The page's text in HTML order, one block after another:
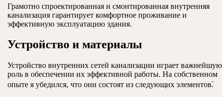
Грамотно спроектированная и смонтированная внутренняя
канализация гарантирует комфортное проживание и
эффективную эксплуатацию здания.
Устройство и материалы
Устройство внутренних сетей канализации играет важнейшую
роль в обеспечении их эффективной работы. На собственном
опыте я убедился, что они состоят из следующих элементов⁚